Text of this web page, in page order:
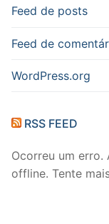
Feed de posts
Feed de
WordPress.org
RSS FEED
Ocorreu um
offline. Tente